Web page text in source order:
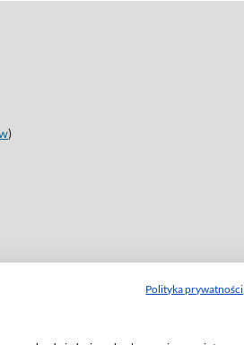
Polityka prywatności
)